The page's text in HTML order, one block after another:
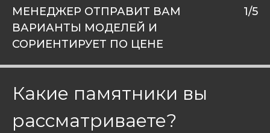
МЕНЕДЖЕР ОТПРАВИТ ВАМ
ВАРИАНТЫ МОДЕЛЕЙ И
СОРИЕНТИРУЕТ ПО ЦЕНЕ
1/5
Какие памятники вы
рассматриваете?